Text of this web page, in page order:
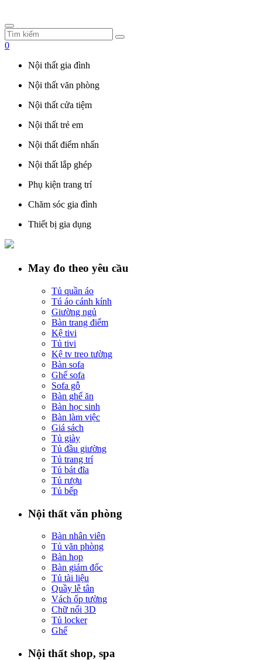
0
Nội thất gia đình
Nội thất văn phòng
Nội thất cửa tiệm
Nội thất trẻ em
Nội thất điểm nhấn
Nội thất lắp ghép
Phụ kiện trang trí
Chăm sóc gia đình
Thiết bị gia dụng
May đo theo yêu cầu
Tủ quần áo
Tú áo cánh kính
Giường ngủ
Bàn trang điểm
Kệ tivi
Tủ tivi
Kệ tv treo tường
Bàn sofa
Ghế sofa
Sofa gỗ
Bàn ghế ăn
Bàn học sinh
Bàn làm việc
Giá sách
Tủ giày
Tủ đầu giường
Tủ trang trí
Tủ bát đĩa
Tủ rượu
Tủ bếp
Nội thất văn phòng
Bàn nhân viên
Tủ văn phòng
Bàn họp
Bàn giám đốc
Tủ tài liệu
Quầy lễ tân
Vách ốp tường
Chữ nổi 3D
Tủ locker
Ghế
Nội thất shop, spa